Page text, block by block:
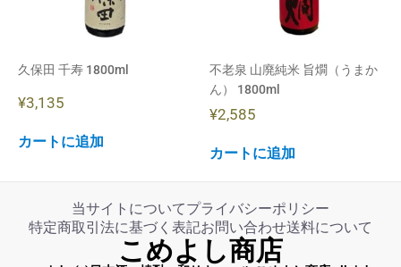
久保田 千寿 1800ml
¥3,135
カートに追加
不老泉 山廃純米 旨燗（うまか
ん） 1800ml
¥2,585
カートに追加
当サイトについてプライバシーポリシー
特定商取引法に基づく表記お問い合わせ送料について
こめよし商店